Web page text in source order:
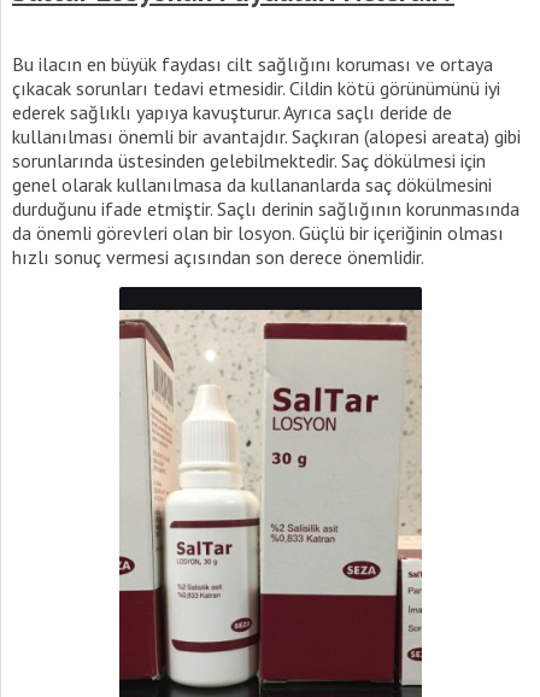
Bu ilacın en büyük faydası cilt sağlığını koruması ve ortaya
çıkacak sorunları tedavi etmesidir. Cildin kötü görünümünü iyi
ederek sağlıklı yapıya kavuşturur. Ayrıca saçlı deride de
kullanılması önemli bir avantajdır. Saçkıran (alopesi areata) gibi
sorunlarında üstesinden gelebilmektedir. Saç dökülmesi için
genel olarak kullanılmasa da kullananlarda saç dökülmesini
durduğunu ifade etmiştir. Saçlı derinin sağlığının korunmasında
da önemli görevleri olan bir losyon. Güçlü bir içeriğinin olması
hızlı sonuç vermesi açısından son derece önemlidir.